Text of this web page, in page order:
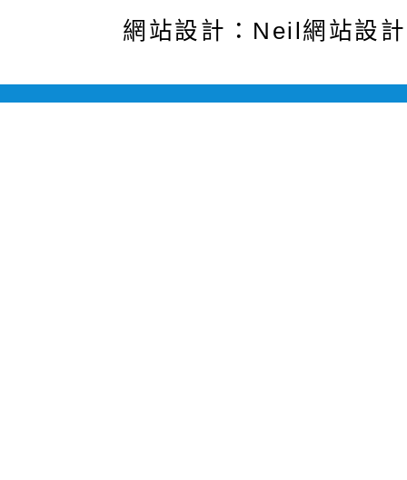
網站設計：Neil網站設